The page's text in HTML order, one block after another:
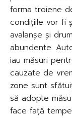
forma troiene
condițiile vor fi
avalanșe și
abundente.
iau măsuri
cauzate de
zone sunt
să adopte
face față